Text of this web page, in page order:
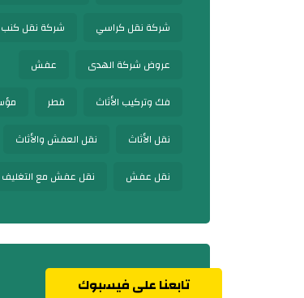
شركة نقل كراسي شركة نقل كنب
عروض شركة الهدى عفش
فك وتركيب الأثاث قطر
نقل الأثاث نقل العفش والأثاث
نقل عفش نقل عفش مع التغليف
تابعنا على فيسبوك